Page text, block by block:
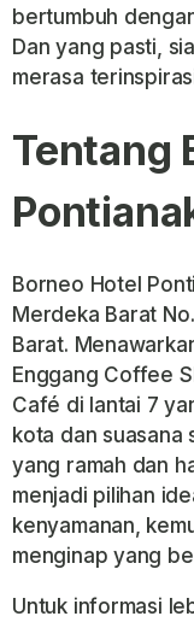
bertumbuh
Dan yang pasti,
merasa
Tentang
Borneo Hotel
Merdeka Barat
Barat.
Enggang Coffee
Café di lantai 7
kota dan suasana
yang ramah dan
menjadi pilihan
kenyamanan,
menginap yang
Untuk informasi